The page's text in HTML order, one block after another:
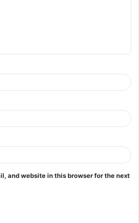
and website in this browser for the next